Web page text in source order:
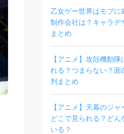
乙女ゲー世界はモブに
制作会社は？キャラデ
まとめ
【アニメ】攻殻機動
れる？つまらない？面
判まとめ
【アニメ】天幕のジ
どこで見られる？どん
いる？